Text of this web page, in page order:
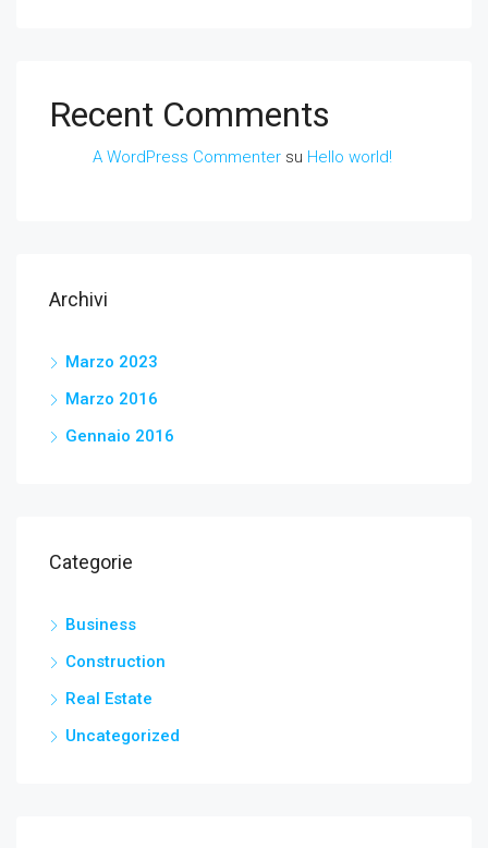
Recent Comments
A WordPress Commenter su Hello world!
Archivi
Marzo 2023
Marzo 2016
Gennaio 2016
Categorie
Business
Construction
Real Estate
Uncategorized